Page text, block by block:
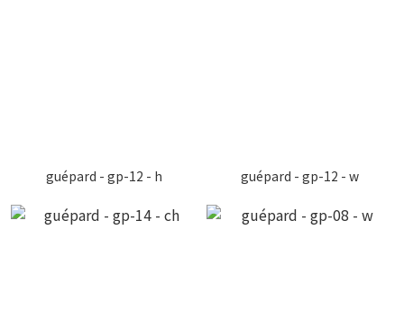
guépard - gp-12 - h guépard - gp-12 - w